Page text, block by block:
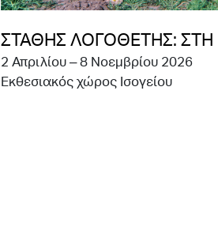
ΣΤΑΘΗΣ ΛΟΓΟΘΕΤΗΣ: ΣΤΗ
2 Απριλίου – 8 Νοεμβρίου 2026
Εκθεσιακός χώρος Ισογείου